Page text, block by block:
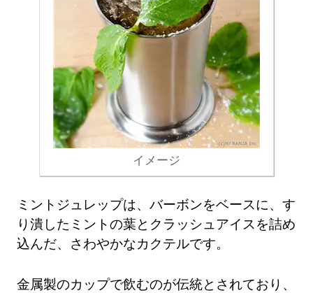
イメージ
ミントジュレップは、バーボンをベースに、す
り潰したミントの葉とクラッシュアイスを詰め
込んだ、さわやかなカクテルです。
金属製のカップで飲むのが伝統とされており、